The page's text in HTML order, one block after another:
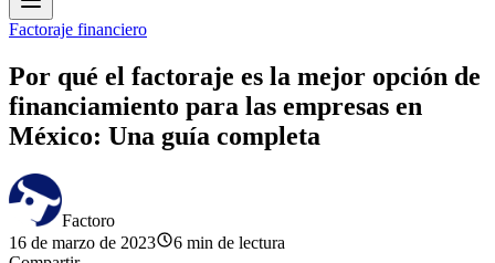
Factoraje financiero
Por qué el factoraje es la mejor opción de
financiamiento para las empresas en
México: Una guía completa
Factoro
16 de marzo de 2023
6 min de lectura